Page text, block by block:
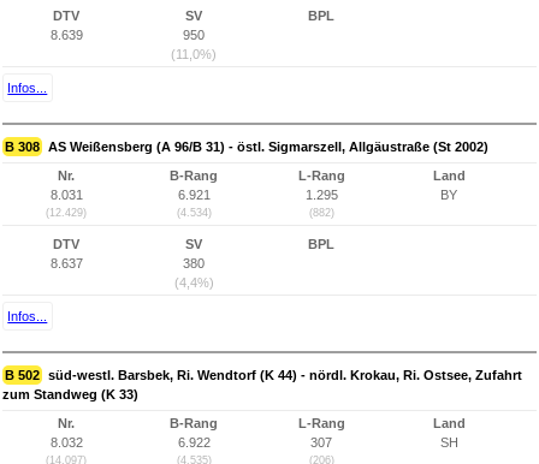
DTV
8.639
SV
950
(11,0%)
BPL
Infos...
B 308 AS Weißensberg (A 96/B 31) - östl. Sigmarszell, Allgäustraße (St 2002)
Nr.
8.031
(12.429)
B-Rang
6.921
(4.534)
L-Rang
1.295
(882)
Land
BY
DTV
8.637
SV
380
(4,4%)
BPL
Infos...
B 502 süd-westl. Barsbek, Ri. Wendtorf (K 44) - nördl. Krokau, Ri. Ostsee, Zufahrt
zum Standweg (K 33)
Nr.
8.032
(14.097)
B-Rang
6.922
(4.535)
L-Rang
307
(206)
Land
SH